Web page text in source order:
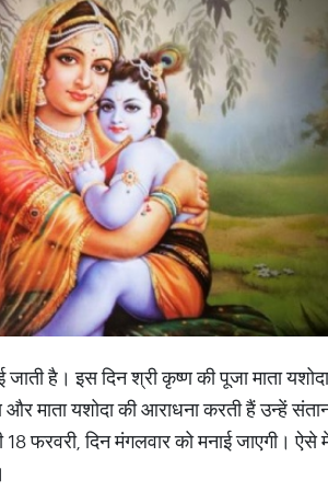
जाती है। इस दिन श्री कृष्ण की पूजा माता
माता यशोदा की आराधना करती हैं उन्हें
फरवरी, दिन मंगलवार को मनाई जाएगी।